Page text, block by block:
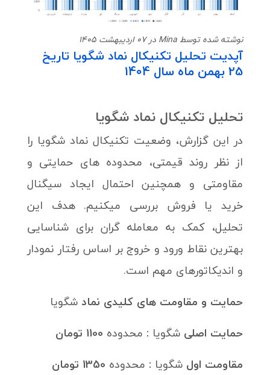
نوشته شده توسط Mina در 07 اردیبهشت 1405
آپدیت تحلیل تکنیکال نماد شگویا تاریخ
25 بهمن ماه سال 1404
تحلیل تکنیکال نماد شگویا
در این گزارش، وضعیت تکنیکال نماد شگویا را
از نظر روند قیمتی، محدوده های حمایتی و
مقاومتی و همچنین احتمال ایجاد سیگنال
خرید یا فروش بررسی میکنیم. هدف این
تحلیل، کمک به معامله گران برای شناسایی
بهترین نقاط ورود و خروج بر اساس رفتار نمودار
و اندیکاتورهای مهم است.
حمایت‌ و مقاومت های کلیدی نماد شگویا
حمایت اصلی شگویا : محدوده 1100 تومان
مقاومت اول شگویا : محدوده